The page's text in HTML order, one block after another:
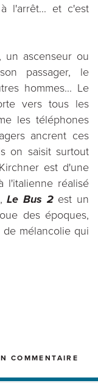
l'arrêt... et c'est
un ascenseur ou
passager, le
hommes... Le
vers tous les
les téléphones
ancrent ces
on saisit surtout
est d'une
l'italienne réalisé
Le Bus 2est un
des époques,
mélancolie qui
COMMENTAIRE